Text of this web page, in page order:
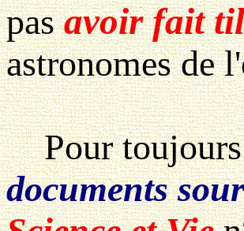
pasavoir fait
astronomes de
Pour toujours
documents